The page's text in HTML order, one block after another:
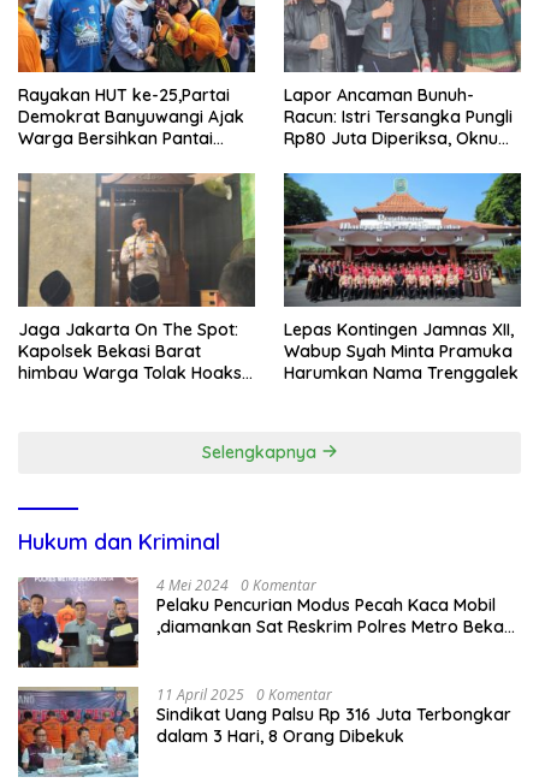
Rayakan HUT ke-25,Partai
Demokrat Banyuwangi Ajak
Warga Bersihkan Pantai
Lapor Ancaman Bunuh-
Racun: Istri Tersangka Pungli
Rp80 Juta Diperiksa, Oknum
Disdagperin
Jaga Jakarta On The Spot:
Kapolsek Bekasi Barat
himbau Warga Tolak Hoaks
Lepas Kontingen Jamnas XII,
Wabup Syah Minta Pramuka
Harumkan Nama Trenggalek
Selengkapnya
Hukum dan Kriminal
4 Mei 2024 0 Komentar
Pelaku Pencurian Modus Pecah Kaca Mobil
,diamankan Sat Reskrim Polres Metro Bekasi
11 April 2025 0 Komentar
Sindikat Uang Palsu Rp 316 Juta Terbongkar
dalam 3 Hari, 8 Orang Dibekuk